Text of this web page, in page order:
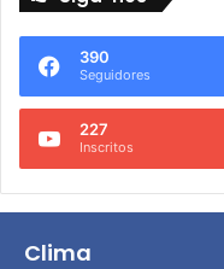
390
Seguidores
227
Inscritos
Clima